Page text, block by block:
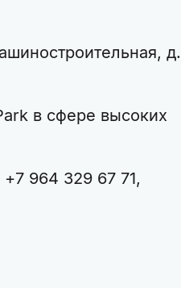
д.
в сфере высоких
964 329 67 71,